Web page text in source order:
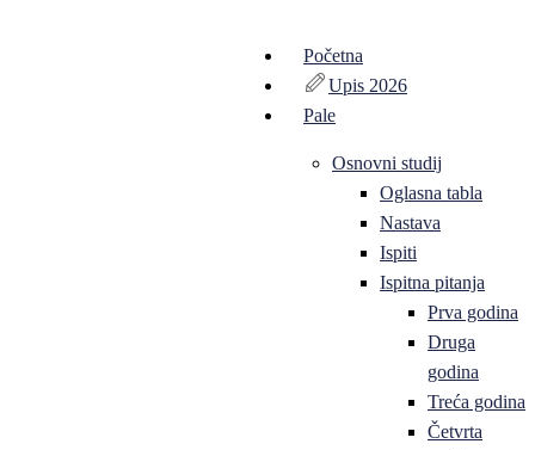
Početna
Upis 2026
Pale
Osnovni studij
Oglasna tabla
Nastava
Ispiti
Ispitna pitanja
Prva godina
Druga
godina
Treća godina
Četvrta